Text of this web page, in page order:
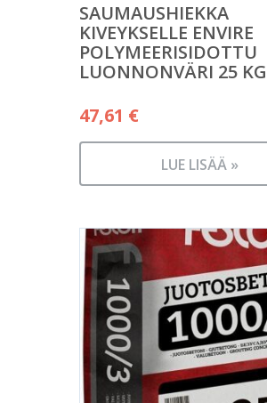
SAUMAUSHIEKKA
KIVEYKSELLE ENVIRE
POLYMEERISIDOTTU
LUONNONVÄRI 25 KG
47,61 €
LUE LISÄÄ »